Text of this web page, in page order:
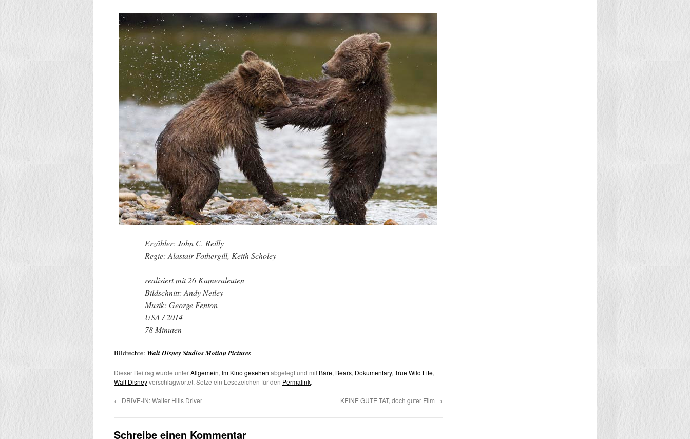
Erzähler: John C. Reilly
Regie: Alastair Fothergill, Keith Scholey
realisiert mit 26 Kameraleuten
Bildschnitt: Andy Netley
Musik: George Fenton
USA / 2014
78 Minuten
Bildrechte: Walt Disney Studios Motion Pictures
Dieser Beitrag wurde unterAllgemein, Im Kino gesehen abgelegt und mit Bäre, Bears, Dokumentary, True Wild Life,
Walt Disneyverschlagwortet. Setze ein Lesezeichen für den Permalink.
← DRIVE-IN: Walter Hills Driver KEINE GUTE TAT, doch guter Film →
Schreibe einen Kommentar